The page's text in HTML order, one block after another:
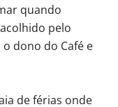
quando
pelo
dono do Café e
de férias onde